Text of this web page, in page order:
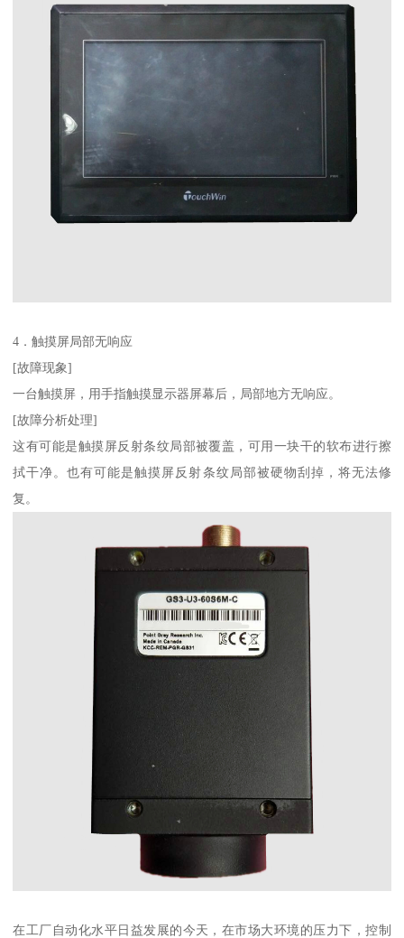
4．触摸屏局部无响应
[故障现象]
一台触摸屏，用手指触摸显示器屏幕后，局部地方无响应。
[故障分析处理]
这有可能是触摸屏反射条纹局部被覆盖，可用一块干的软布进行擦
拭干净。也有可能是触摸屏反射条纹局部被硬物刮掉，将无法修
复。
在工厂自动化水平日益发展的今天，在市场大环境的压力下，控制